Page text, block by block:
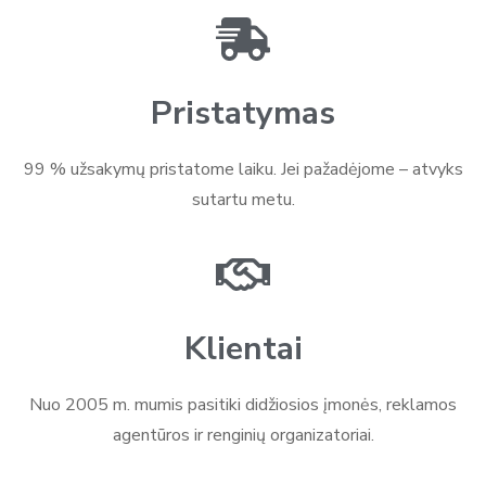
Pristatymas
99 % užsakymų pristatome laiku. Jei pažadėjome – atvyks
sutartu metu.
Klientai
Nuo 2005 m. mumis pasitiki didžiosios įmonės, reklamos
agentūros ir renginių organizatoriai.